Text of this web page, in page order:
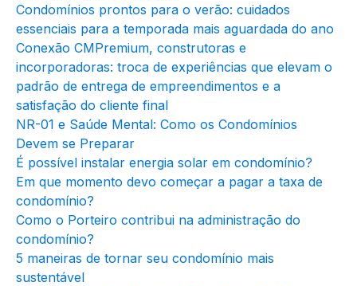
Condomínios prontos para o verão: cuidados
essenciais para a temporada mais aguardada do ano
Conexão CMPremium, construtoras e
incorporadoras: troca de experiências que elevam o
padrão de entrega de empreendimentos e a
satisfação do cliente final
NR-01 e Saúde Mental: Como os Condomínios
Devem se Preparar
É possível instalar energia solar em condomínio?
Em que momento devo começar a pagar a taxa de
condomínio?
Como o Porteiro contribui na administração do
condomínio?
5 maneiras de tornar seu condomínio mais
sustentável